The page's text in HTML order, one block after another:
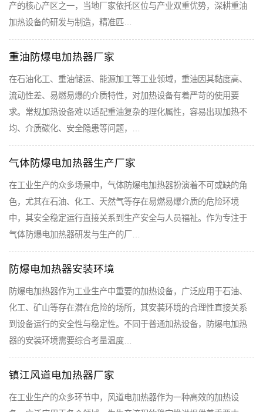
产的核心产区之一，当地厂家依托区位与产业双重优势，深耕重油
加热设备的研发与制造，精准匹…
重油防爆电加热器厂家
在石油化工、重油储运、能源加工等工业领域，重油因其黏度高、
流动性差、易燃易爆的介质特性，对加热设备有着严苛的使用要
求。常规加热设备难以适配重油复杂的理化属性，容易出现加热不
均、介质碳化、安全隐患等问题，…
气体防爆电加热器生产厂家
在工业生产的众多场景中，气体防爆电加热器扮演着不可或缺的角
色，尤其在石油、化工、天然气等存在易燃易爆介质的危险环境
中，其安全稳定运行直接关系到生产安全与人员福祉。作为专注于
气体防爆电加热器研发与生产的厂…
防爆电加热器安装环境
防爆电加热器作为工业生产中重要的加热设备，广泛应用于石油、
化工、矿山等存在潜在危险的场所，其安装环境的合理性直接关系
到设备运行的安全性与稳定性。不同于普通加热设备，防爆电加热
器的安装环境需要综合考量温度…
镇江风道电加热器厂家
在工业生产的众多环节中，风道电加热器作为一种高效的加热设